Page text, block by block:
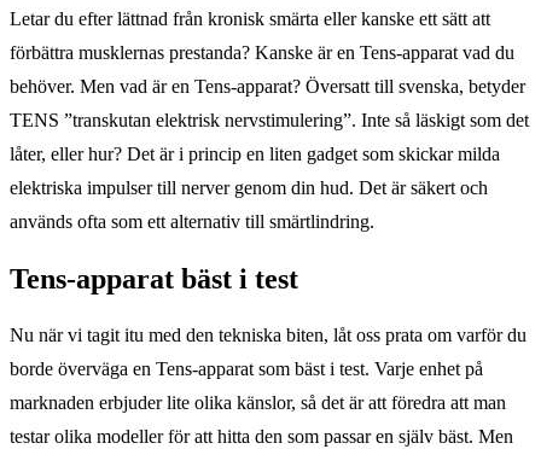
Letar du efter lättnad från kronisk smärta eller kanske ett sätt att
förbättra musklernas prestanda? Kanske är en Tens-apparat vad du
behöver. Men vad är en Tens-apparat? Översatt till svenska, betyder
TENS ”transkutan elektrisk nervstimulering”. Inte så läskigt som det
låter, eller hur? Det är i princip en liten gadget som skickar milda
elektriska impulser till nerver genom din hud. Det är säkert och
används ofta som ett alternativ till smärtlindring.
Tens-apparat bäst i test
Nu när vi tagit itu med den tekniska biten, låt oss prata om varför du
borde överväga en Tens-apparat som bäst i test. Varje enhet på
marknaden erbjuder lite olika känslor, så det är att föredra att man
testar olika modeller för att hitta den som passar en själv bäst. Men